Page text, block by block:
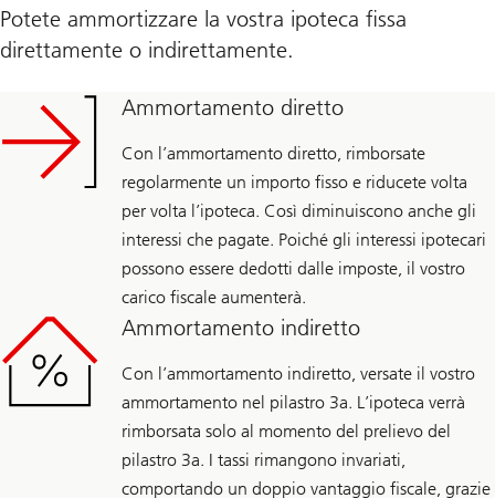
Potete ammortizzare la vostra ipoteca fissa
direttamente o indirettamente.
Ammortamento diretto
Con l’ammortamento diretto, rimborsate
regolarmente un importo fisso e riducete volta
per volta l’ipoteca. Così diminuiscono anche gli
interessi che pagate. Poiché gli interessi ipotecari
possono essere dedotti dalle imposte, il vostro
carico fiscale aumenterà.
Ammortamento indiretto
Con l’ammortamento indiretto, versate il vostro
ammortamento nel pilastro 3a. L’ipoteca verrà
rimborsata solo al momento del prelievo del
pilastro 3a. I tassi rimangono invariati,
comportando un doppio vantaggio fiscale, grazie